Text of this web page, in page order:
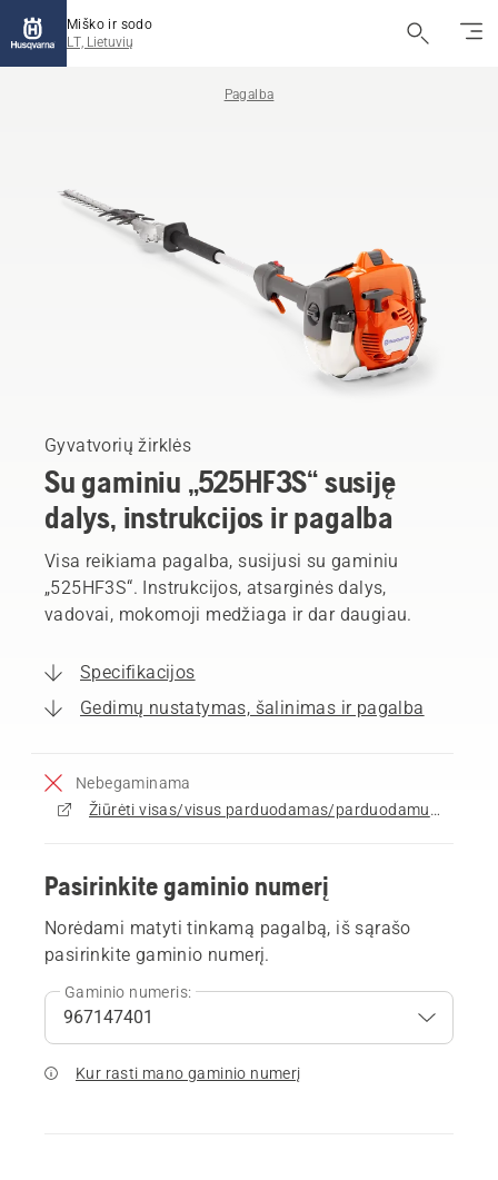
Miško ir sodo
LT, Lietuvių
Pagalba
Gyvatvorių žirklės
Su gaminiu „525HF3S“ susiję
dalys, instrukcijos ir pagalba
Visa reikiama pagalba, susijusi su gaminiu
„525HF3S“. Instrukcijos, atsarginės dalys,
vadovai, mokomoji medžiaga ir dar daugiau.
Specifikacijos
Gedimų nustatymas, šalinimas ir pagalba
Nebegaminama
Žiūrėti visas/visus parduodamas/parduodamus Gyvatvorių žirklės
Pasirinkite gaminio numerį
Norėdami matyti tinkamą pagalbą, iš sąrašo
pasirinkite gaminio numerį.
Gaminio numeris:
Kur rasti mano gaminio numerį